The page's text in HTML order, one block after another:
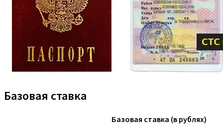
Базовая ставка
Базовая ставка (в рублях)